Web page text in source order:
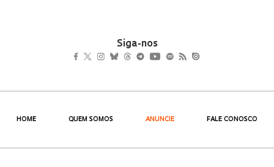
Siga-nos
HOME QUEM SOMOS ANUNCIE FALE CONOSCO